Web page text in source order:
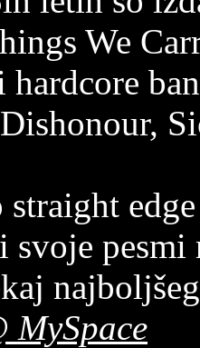
We
hardcore
straight
svoje
MySpace